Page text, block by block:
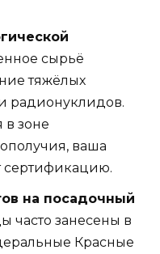
сырьё
тяжёлых
радионуклидов.
в зоне
ваша
сертификацию.
на посадочный
часто занесены в
Красные